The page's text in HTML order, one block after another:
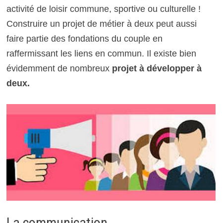
activité de loisir commune, sportive ou culturelle !
Construire un projet de métier à deux peut aussi
faire partie des fondations du couple en
raffermissant les liens en commun. Il existe bien
évidemment de nombreux projet à développer à
deux.